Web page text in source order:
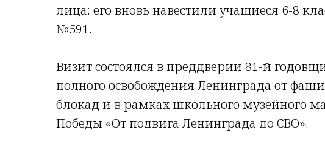
лица: его вновь навестили учащиеся 6-8
№591.
Визит состоялся в преддверии 81-й
полного освобождения Ленинграда от
блокад и в рамках школьного музейного
Победы «От подвига Ленинграда до СВО».